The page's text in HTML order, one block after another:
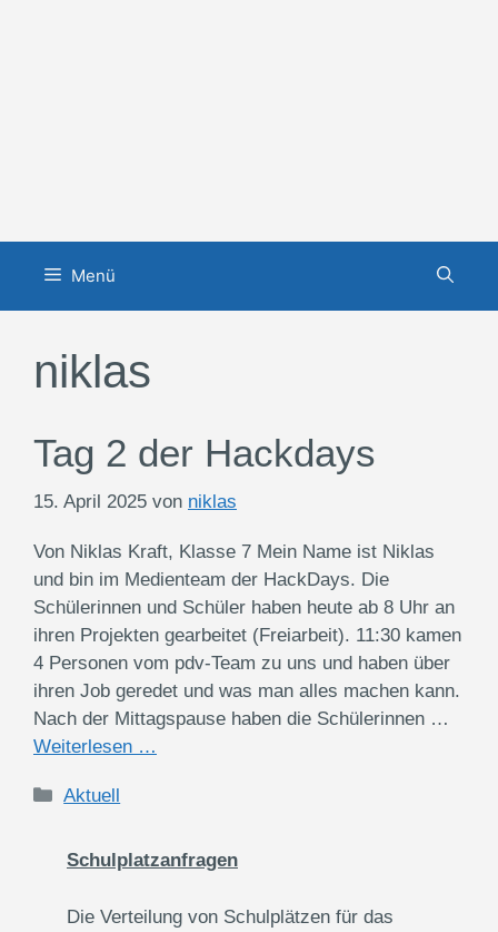
Menü
niklas
Tag 2 der Hackdays
15. April 2025 von niklas
Von Niklas Kraft, Klasse 7 Mein Name ist Niklas
und bin im Medienteam der HackDays. Die
Schülerinnen und Schüler haben heute ab 8 Uhr an
ihren Projekten gearbeitet (Freiarbeit). 11:30 kamen
4 Personen vom pdv-Team zu uns und haben über
ihren Job geredet und was man alles machen kann.
Nach der Mittagspause haben die Schülerinnen …
Weiterlesen …
Kategorien
Aktuell
Schulplatzanfragen
Die Verteilung von Schulplätzen für das